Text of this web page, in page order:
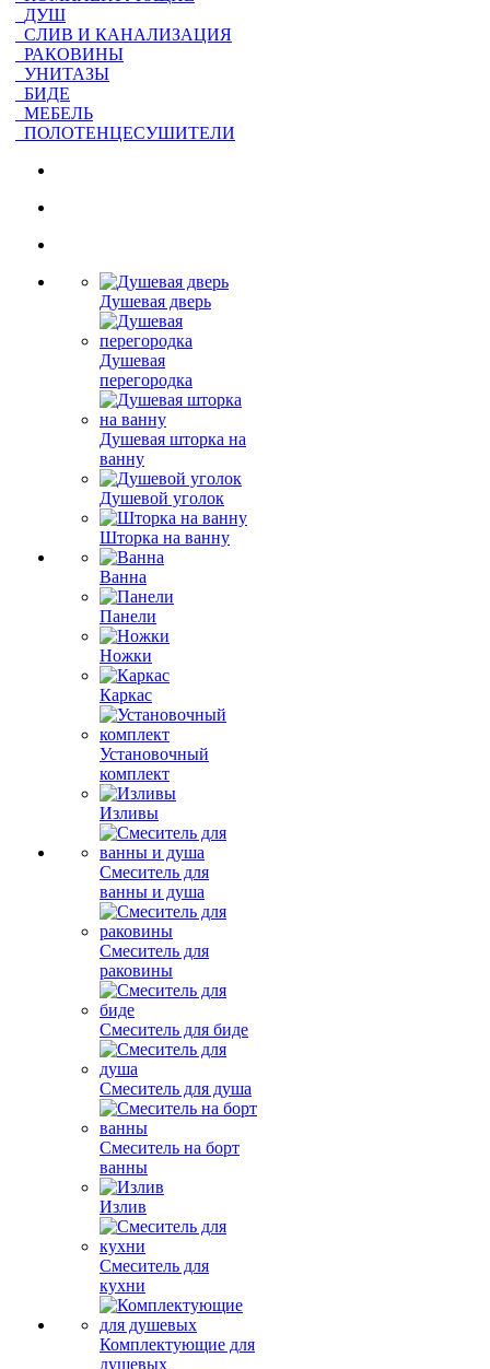
ДУШ
СЛИВ И КАНАЛИЗАЦИЯ
РАКОВИНЫ
УНИТАЗЫ
БИДЕ
МЕБЕЛЬ
ПОЛОТЕНЦЕСУШИТЕЛИ
Душевая дверь
Душевая
перегородка
Душевая шторка на
ванну
Душевой уголок
Шторка на ванну
Ванна
Панели
Ножки
Каркас
Установочный
комплект
Изливы
Смеситель для
ванны и душа
Смеситель для
раковины
Смеситель для биде
Смеситель для душа
Смеситель на борт
ванны
Излив
Смеситель для
кухни
Комплектующие для
душевых